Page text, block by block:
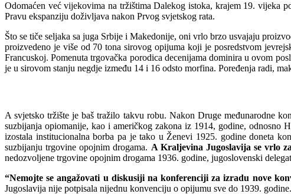
Odomaćen već vijekovima na tržištima Dalekog istoka, krajem 19. vijeka
Pravu ekspanziju doživljava nakon Prvog svjetskog rata.
Što se tiče seljaka sa juga Srbije i Makedonije, oni vrlo brzo usvajaju
proizvedeno je više od 70 tona sirovog opijuma koji je posredstvom
Francuskoj. Pomenuta trgovačka porodica decenijama dominira u ovom
je u sirovom stanju negdje između 14 i 16 odsto morfina. Poređenja radi,
A svjetsko tržište je baš tražilo takvu robu. Nakon Druge međunarodne
suzbijanja opiomanije, kao i američkog zakona iz 1914, godine, odnosno
izostala institucionalna borba pa je tako u Ženevi 1925. godine doneta
suzbijanju trgovine opojnim drogama. A Kraljevina Jugoslavija se vrlo
nedozvoljene trgovine opojnim drogama 1936. godine, jugoslovenski
“Nemojte se angažovati u diskusiji na konferenciji za izradu nove
Jugoslavija nije potpisala nijednu konvenciju o opijumu sve do 1939. godine.